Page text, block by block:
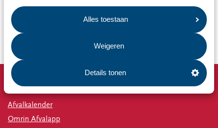
Alles toestaan
Weigeren
Details tonen
Afvalkalender
Omrin Afvalapp